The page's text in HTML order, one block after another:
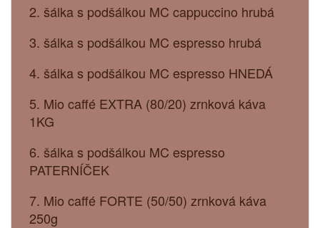
2. šálka s podšálkou MC cappuccino hrubá
3. šálka s podšálkou MC espresso hrubá
4. šálka s podšálkou MC espresso HNEDÁ
5. Mio caffé EXTRA (80/20) zrnková káva
1KG
6. šálka s podšálkou MC espresso
PATERNÍČEK
7. Mio caffé FORTE (50/50) zrnková káva
250g